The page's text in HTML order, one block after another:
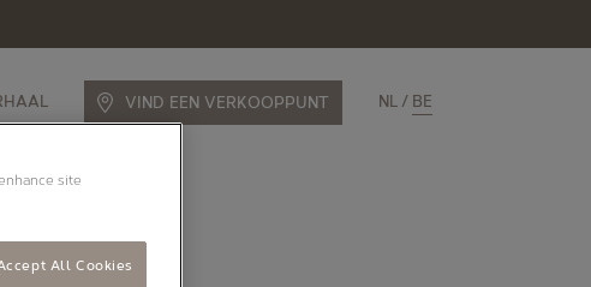
VIND EEN VERKOOPPUNT NL BE
site
All Cookies